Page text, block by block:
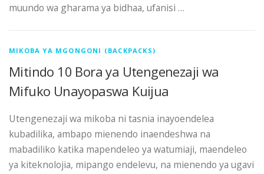
muundo wa gharama ya bidhaa, ufanisi …
MIKOBA YA MGONGONI (BACKPACKS)
Mitindo 10 Bora ya Utengenezaji wa
Mifuko Unayopaswa Kuijua
Utengenezaji wa mikoba ni tasnia inayoendelea
kubadilika, ambapo mienendo inaendeshwa na
mabadiliko katika mapendeleo ya watumiaji, maendeleo
ya kiteknolojia, mipango endelevu, na mienendo ya ugavi